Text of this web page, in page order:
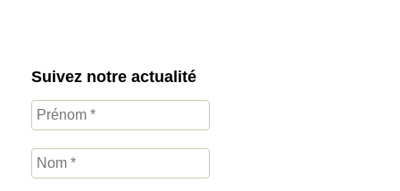
Suivez notre actualité